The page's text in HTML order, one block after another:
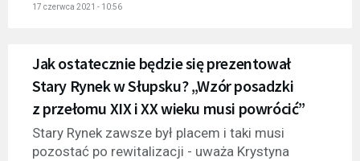
17 czerwca 2021 - 10:56
Jak ostatecznie będzie się prezentował
Stary Rynek w Słupsku? „Wzór posadzki
z przełomu XIX i XX wieku musi powrócić”
Stary Rynek zawsze był placem i taki musi
pozostać po rewitalizacji - uważa Krystyna